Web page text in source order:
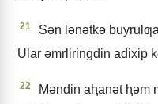
21
Sǝn lǝnǝtkǝ
Ular ǝmrliringdin adixip
22
Mǝndin aⱨanǝt ⱨǝm